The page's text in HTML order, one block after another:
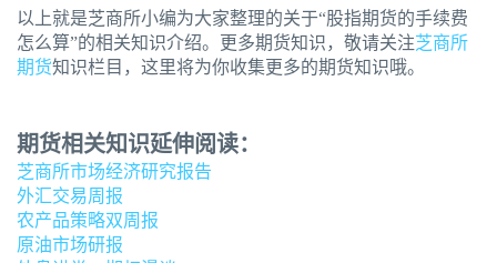
以上就是芝商所小编为大家整理的关于“股指期货的手续费
怎么算”的相关知识介绍。更多期货知识，敬请关注芝商所
期货知识栏目，这里将为你收集更多的期货知识哦。
期货相关知识延伸阅读：
芝商所市场经济研究报告
外汇交易周报
农产品策略双周报
原油市场研报